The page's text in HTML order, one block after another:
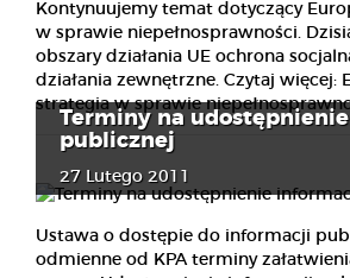
Kontynuujemy temat dotyczący
w sprawie niepełnosprawności.
obszary działania UE ochrona
działania zewnętrzne. Czytaj więcej:
strategia w sprawie
Terminy na
publicznej
27 Lutego 2011
Ustawa o dostępie do informacji
odmienne od KPA terminy